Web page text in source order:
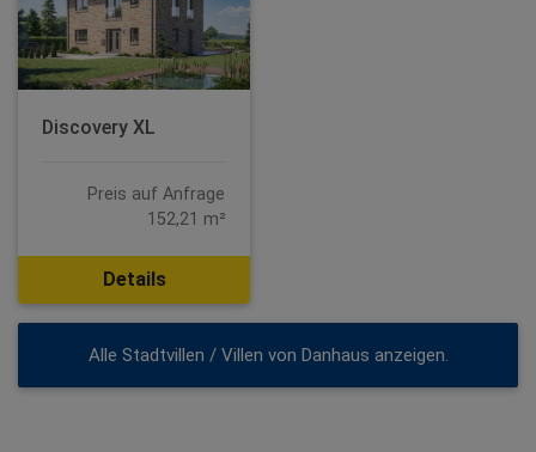
Discovery XL
Preis auf Anfrage
152,21 m²
Details
Alle Stadtvillen / Villen von Danhaus anzeigen.